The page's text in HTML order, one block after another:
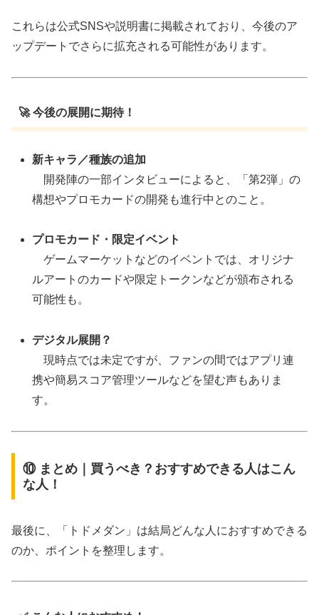
これらは公式SNSや説明書に掲載されており、今後のア
ップデートでさらに拡充される可能性があります。
🚀 今後の展開に期待！
新キャラ／種族の追加
開発陣の一部インタビューによると、「第2弾」の
構想やプロモカードの開発も進行中とのこと。
プロモカード・限定イベント
ゲームマーケットなどのイベントでは、オリジナ
ルアートのカードや限定トークンなどが頒布される
可能性も。
デジタル展開？
現時点では未定ですが、ファンの間ではアプリ連
携や簡易スコア管理ツールなどを望む声もありま
す。
⑩ まとめ｜買うべき？おすすめできる人はこん
な人！
最後に、「トドメダン」は結局どんな人におすすめできる
のか、ポイントを整理します。